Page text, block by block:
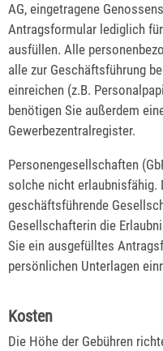
AG, eingetragene
Antragsformular lediglich
ausfüllen. Alle
alle zur Geschäftsführung
einreichen (z.B.
benötigen Sie außerdem
Gewerbezentralregister.
Personengesellschaften
solche nicht erlaubnisfähig.
geschäftsführende
Gesellschafterin die
Sie ein ausgefülltes
persönlichen Unterlagen
Kosten
Die Höhe der Gebühren